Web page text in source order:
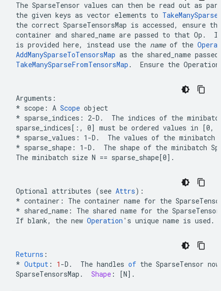
The SparseTensor values can then be read out as
the given keys as vector elements to
the correct SparseTensorsMap
container and shared_name are passed to that Op.
is provided here, instead use the name of the
AddManySparseToTensorsMap as the shared_name
TakeManySparseFromTensorsMap .  Ensure the
* scope: A Scope object
* sparse_indices: 2-D.  The indices of the
sparse_indices[:, 0] must be ordered values in [0,
* sparse_values: 1-D.  The values of the minibatch
* sparse_shape: 1-D.  The shape of the minibatch
The minibatch size N == sparse_shape[0] .
Optional attributes (see Attrs
* container: The container name for the
* shared_name: The shared name for the
If blank, the new Operation 's unique name is used.
Returns :
* Output : 1 -D . The handles of the SparseTensor now
SparseTensorsMap . Shape : [N] .